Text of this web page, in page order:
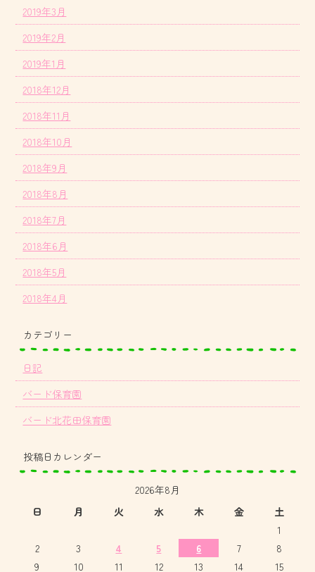
2019年3月
2019年2月
2019年1月
2018年12月
2018年11月
2018年10月
2018年9月
2018年8月
2018年7月
2018年6月
2018年5月
2018年4月
カテゴリー
日記
バード保育園
バード北花田保育園
投稿日カレンダー
2026年8月
日
月 火 水 木 金
土
1
2
3 4 5 6 7
8
9
10 11 12 13 14 15